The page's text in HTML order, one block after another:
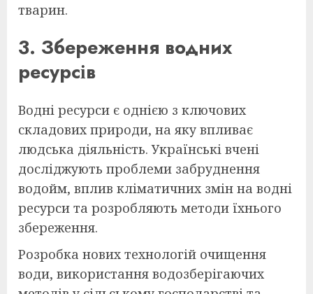
тварин.
3. Збереження водних
ресурсів
Водні ресурси є однією з ключових
складових природи, на яку впливає
людська діяльність. Українські вчені
досліджують проблеми забруднення
водойм, вплив кліматичних змін на водні
ресурси та розробляють методи їхнього
збереження.
Розробка нових технологій очищення
води, використання водозберігаючих